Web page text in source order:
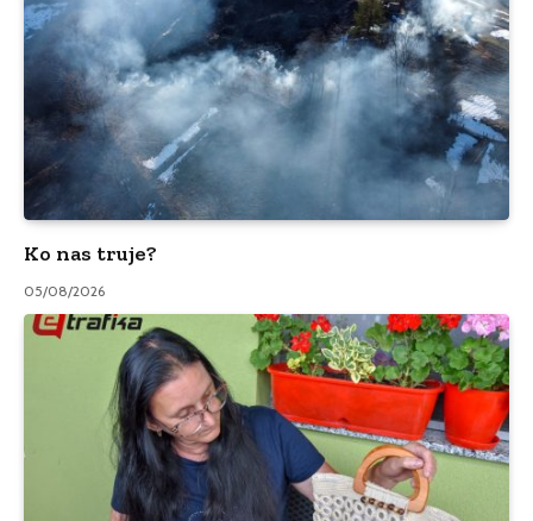
Ko nas truje?
05/08/2026